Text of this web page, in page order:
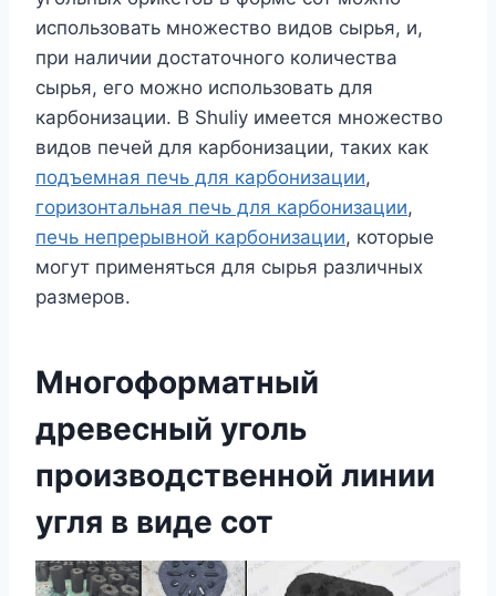
использовать множество видов сырья, и,
при наличии достаточного количества
сырья, его можно использовать для
карбонизации. В Shuliy имеется множество
видов печей для карбонизации, таких как
подъемная печь для карбонизации,
горизонтальная печь для карбонизации,
печь непрерывной карбонизации, которые
могут применяться для сырья различных
размеров.
Многоформатный
древесный уголь
производственной линии
угля в виде сот